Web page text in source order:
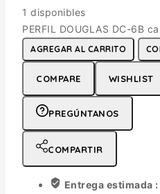
1 disponibles
PERFIL DOUGLAS DC-6B
AGREGAR AL CARRITO
COMPARE WISHLIST
PREGÚNTANOS
COMPARTIR
Entrega estimada :